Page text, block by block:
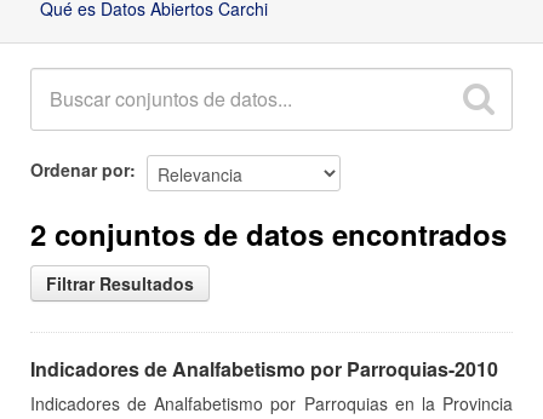
Qué es Datos Abiertos Carchi
Ordenar por
2 conjuntos de datos encontrados
Filtrar Resultados
Indicadores de Analfabetismo por Parroquias-2010
Indicadores de Analfabetismo por Parroquias en la Provincia